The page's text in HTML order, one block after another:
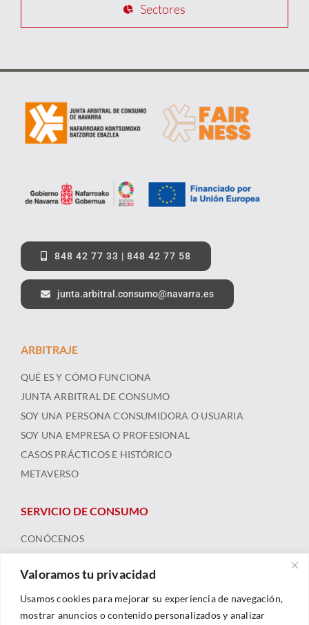
Valoramos tu privacidad
Usamos cookies para mejorar su experiencia de navegación,
mostrar anuncios o contenido personalizados y analizar
Sectores
848 42 77 33 | 848 42 77 58
junta.arbitral.consumo@navarra.es
ARBITRAJE
QUÉ ES Y CÓMO FUNCIONA
JUNTA ARBITRAL DE CONSUMO
SOY UNA PERSONA CONSUMIDORA O USUARIA
SOY UNA EMPRESA O PROFESIONAL
CASOS PRÁCTICOS E HISTÓRICO
METAVERSO
SERVICIO DE CONSUMO
CONÓCENOS
FORMACIÓN Y RECURSOS
NOTICIAS